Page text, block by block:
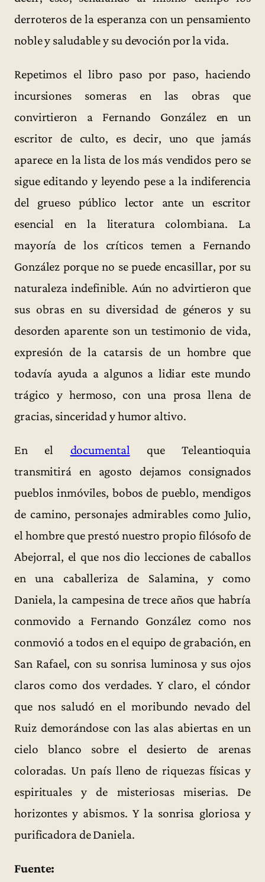
derroteros de la esperanza con un pensamiento
noble y saludable y su devoción por la vida.
Repetimos el libro paso por paso, haciendo
incursiones someras en las obras que
convirtieron a Fernando González en un
escritor de culto, es decir, uno que jamás
aparece en la lista de los más vendidos pero se
sigue editando y leyendo pese a la indiferencia
del grueso público lector ante un escritor
esencial en la literatura colombiana. La
mayoría de los críticos temen a Fernando
González porque no se puede encasillar, por su
naturaleza indefinible. Aún no advirtieron que
sus obras en su diversidad de géneros y su
desorden aparente son un testimonio de vida,
expresión de la catarsis de un hombre que
todavía ayuda a algunos a lidiar este mundo
trágico y hermoso, con una prosa llena de
gracias, sinceridad y humor altivo.
En el documental que Teleantioquia
transmitirá en agosto dejamos consignados
pueblos inmóviles, bobos de pueblo, mendigos
de camino, personajes admirables como Julio,
el hombre que prestó nuestro propio filósofo de
Abejorral, el que nos dio lecciones de caballos
en una caballeriza de Salamina, y como
Daniela, la campesina de trece años que habría
conmovido a Fernando González como nos
conmovió a todos en el equipo de grabación, en
San Rafael, con su sonrisa luminosa y sus ojos
claros como dos verdades. Y claro, el cóndor
que nos saludó en el moribundo nevado del
Ruiz demorándose con las alas abiertas en un
cielo blanco sobre el desierto de arenas
coloradas. Un país lleno de riquezas físicas y
espirituales y de misteriosas miserias. De
horizontes y abismos. Y la sonrisa gloriosa y
purificadora de Daniela.
Fuente: